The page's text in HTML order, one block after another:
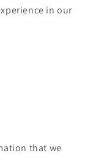
in our
that we